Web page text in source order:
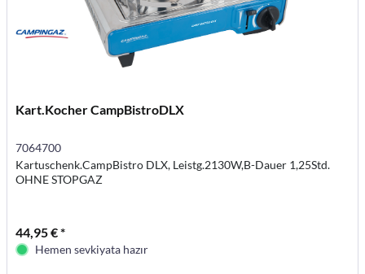
Kart.Kocher CampBistroDLX
7064700
Kartuschenk.CampBistro DLX, Leistg.2130W,B-Dauer 1,25Std.
OHNE STOPGAZ
44,95 € *
Hemen sevkiyata hazır